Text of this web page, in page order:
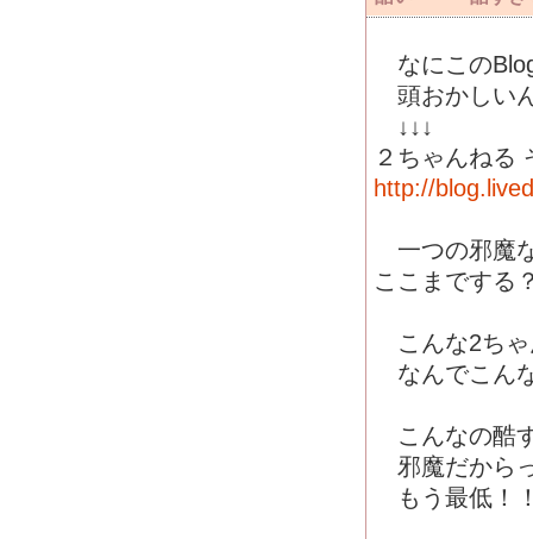
なにこの
頭おかしい
↓↓↓
２ちゃんねる
http://
一つの邪魔
ここまでする
こんな2ちゃ
なんでこん
こんなの酷
邪魔だから
もう最低！